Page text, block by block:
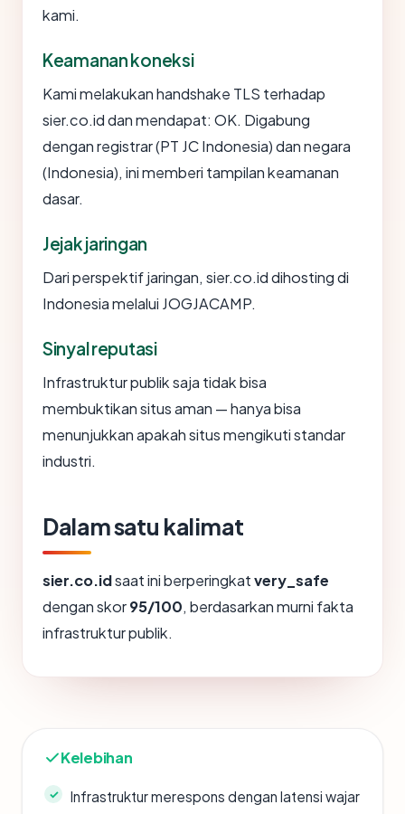
kami.
Keamanan koneksi
Kami melakukan handshake TLS terhadap
sier.co.id dan mendapat: OK. Digabung
dengan registrar (PT JC Indonesia) dan negara
(Indonesia), ini memberi tampilan keamanan
dasar.
Jejak jaringan
Dari perspektif jaringan, sier.co.id dihosting di
Indonesia melalui JOGJACAMP.
Sinyal reputasi
Infrastruktur publik saja tidak bisa
membuktikan situs aman — hanya bisa
menunjukkan apakah situs mengikuti standar
industri.
Dalam satu kalimat
sier.co.idsaat ini berperingkatvery_safe
dengan skor95/100, berdasarkan murni fakta
infrastruktur publik.
Kelebihan
Infrastruktur merespons dengan latensi wajar